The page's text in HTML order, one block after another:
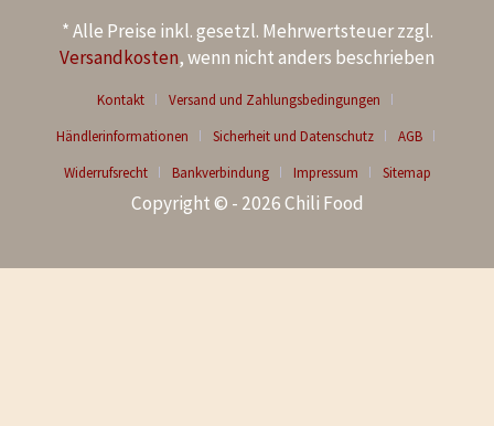
* Alle Preise inkl. gesetzl. Mehrwertsteuer zzgl.
Versandkosten, wenn nicht anders beschrieben
Kontakt
Versand und Zahlungsbedingungen
Händlerinformationen
Sicherheit und Datenschutz
AGB
Widerrufsrecht
Bankverbindung Impressum Sitemap
Copyright © - 2026 Chili Food